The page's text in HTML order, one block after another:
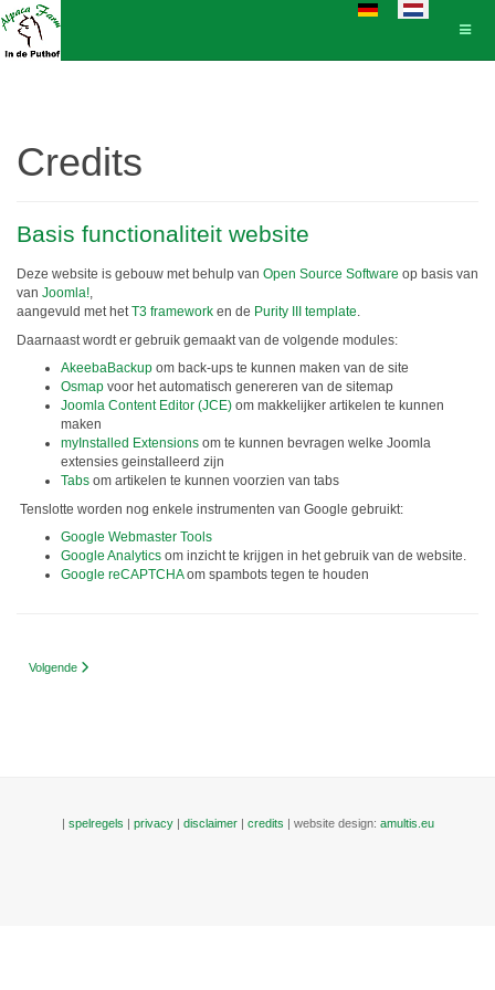
Selecteer de taal
Credits
Basis functionaliteit website
Deze website is gebouw met behulp van Open Source Software op basis van
van Joomla!,
aangevuld met hetT3 framework en de Purity III template.
Daarnaast wordt er gebruik gemaakt van de volgende modules:
AkeebaBackup om back-ups te kunnen maken van de site
Osmap voor het automatisch genereren van de sitemap
Joomla Content Editor (JCE) om makkelijker artikelen te kunnen
maken
myInstalled Extensions om te kunnen bevragen welke Joomla
extensies geinstalleerd zijn
Tabs om artikelen te kunnen voorzien van tabs
Tenslotte worden nog enkele instrumenten van Google gebruikt:
Google Webmaster Tools
Google Analytics om inzicht te krijgen in het gebruik van de website.
Google reCAPTCHAom spambots tegen te houden
Volgende artikel: Aanvullende SEO mogelijkheden
Volgende
| spelregels | privacy| disclaimer| credits | website design: amultis.eu